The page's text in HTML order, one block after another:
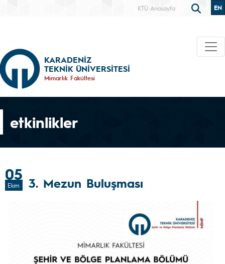
KTÜ Anasayfa EN
KARADENİZ
TEKNİK ÜNİVERSİTESİ
Mimarlık Fakültesi
etkinlikler
05
Ekim 3. Mezun Buluşması